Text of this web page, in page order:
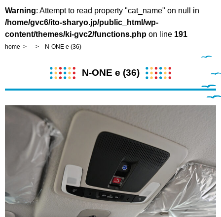
Warning: Attempt to read property "cat_name" on null in
/home/gvc6/ito-sharyo.jp/public_html/wp-
content/themes/ki-gvc2/functions.php on line 191
home N-ONE e (36)
N-ONE e (36)